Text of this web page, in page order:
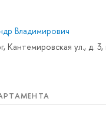
Владимирович
Кантемировская ул., д.